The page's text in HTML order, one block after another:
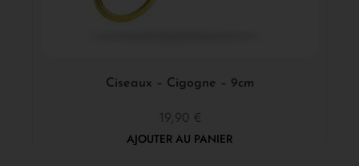
Ciseaux – Cigogne – 9cm
19,90 €
AJOUTER AU PANIER